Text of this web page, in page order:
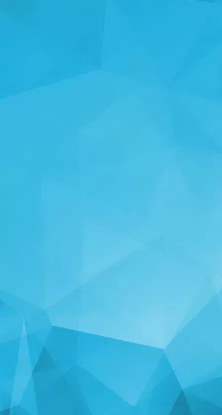
СТАТИСТИКА
25004 Потребители
11255 Коментари